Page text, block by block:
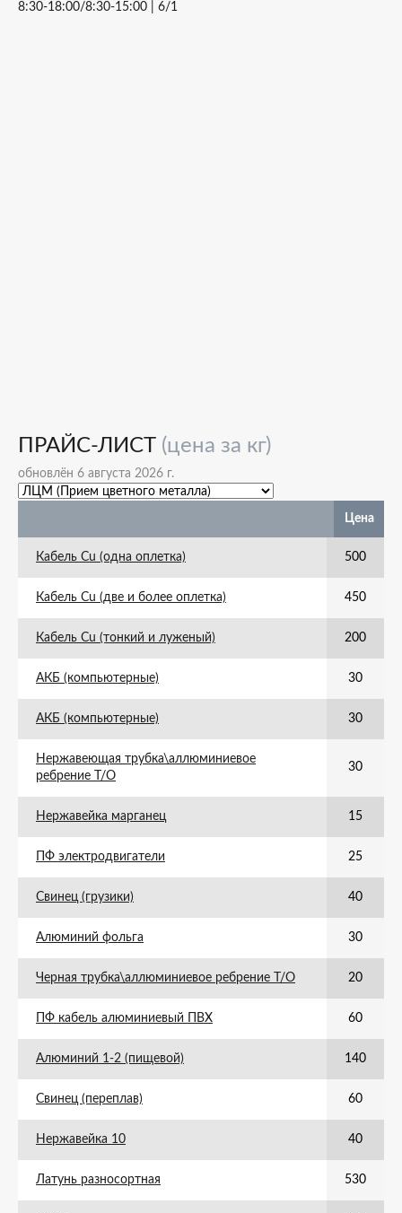
8:30-18:00/8:30-15:00 | 6/1
ПРАЙС-ЛИСТ (цена за кг)
обновлён 6 августа 2026 г.
Цена
Кабель Cu (одна оплетка) 500
Кабель Cu (две и более оплетка) 450
Кабель Cu (тонкий и луженый) 200
АКБ (компьютерные) 30
АКБ (компьютерные) 30
Нержавеющая трубка\аллюминиевое
ребрение Т/О
30
Нержавейка марганец 15
ПФ электродвигатели 25
Свинец (грузики) 40
Алюминий фольга 30
Черная трубка\аллюминиевое ребрение Т/О 20
ПФ кабель алюминиевый ПВХ 60
Алюминий 1-2 (пищевой) 140
Свинец (переплав) 60
Нержавейка 10 40
Латунь разносортная 530